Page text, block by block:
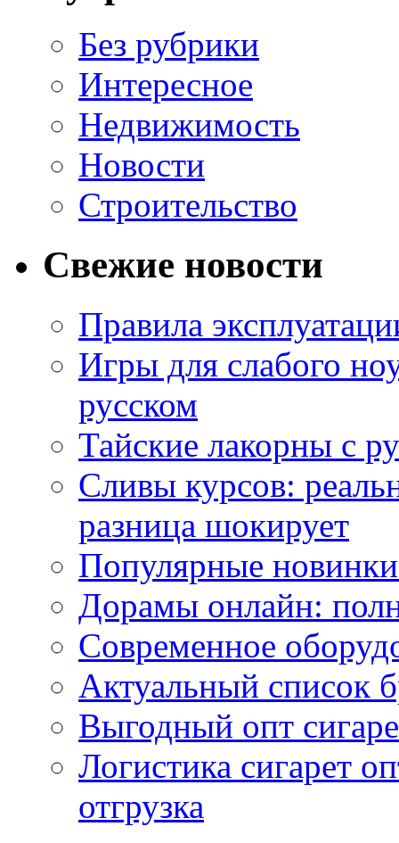
Без рубрики
Интересное
Недвижимость
Новости
Строительство
Свежие новости
Правила
Игры для слабого
русском
Тайские лакорны с
Сливы курсов:
разница шокирует
Популярные
Дорамы онлайн:
Современное
Актуальный список
Выгодный опт
Логистика сигарет
отгрузка